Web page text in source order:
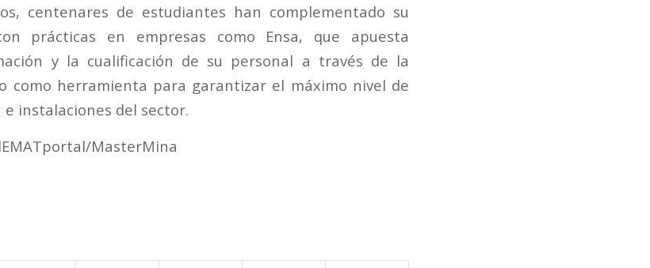
centenares de estudiantes han complementado su
prácticas en empresas como Ensa, que apuesta
y la cualificación de su personal a través de la
como herramienta para garantizar el máximo nivel de
instalaciones del sector.
MasterMina